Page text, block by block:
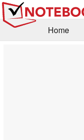
Home